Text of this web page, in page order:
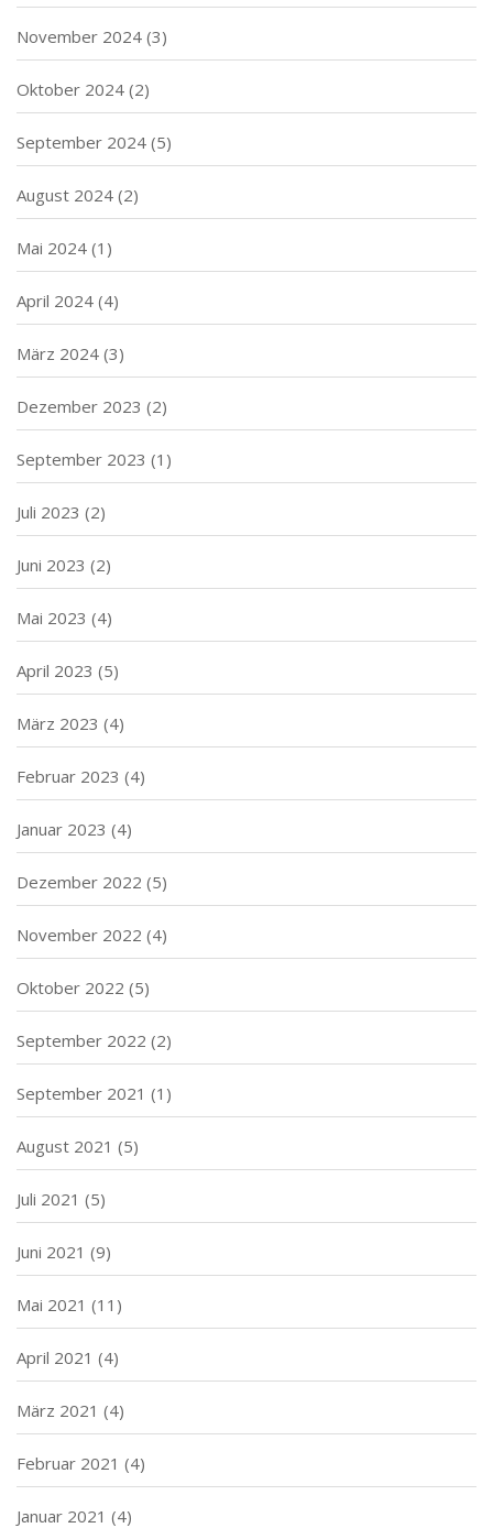
November 2024 (3)
Oktober 2024 (2)
September 2024 (5)
August 2024 (2)
Mai 2024 (1)
April 2024 (4)
März 2024 (3)
Dezember 2023 (2)
September 2023 (1)
Juli 2023 (2)
Juni 2023 (2)
Mai 2023 (4)
April 2023 (5)
März 2023 (4)
Februar 2023 (4)
Januar 2023 (4)
Dezember 2022 (5)
November 2022 (4)
Oktober 2022 (5)
September 2022 (2)
September 2021 (1)
August 2021 (5)
Juli 2021 (5)
Juni 2021 (9)
Mai 2021 (11)
April 2021 (4)
März 2021 (4)
Februar 2021 (4)
Januar 2021 (4)